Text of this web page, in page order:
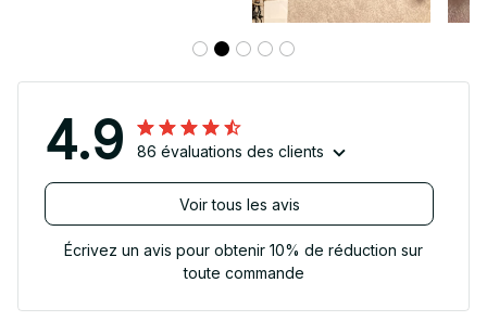
4.9 86 évaluations des clients
Voir tous les avis
Écrivez un avis pour obtenir 10% de réduction sur
toute commande